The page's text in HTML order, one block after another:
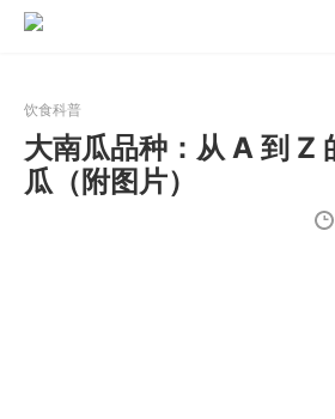
饮食科普
大南瓜品种：从 A 到 Z
瓜（附图片）